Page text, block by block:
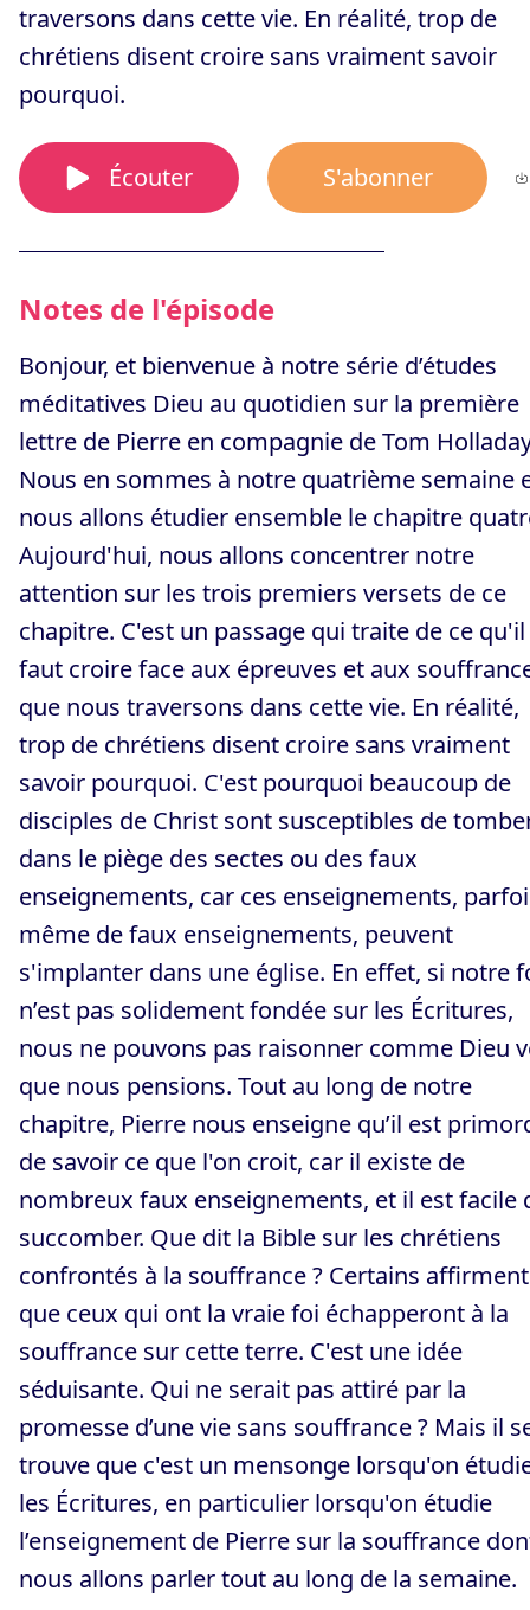
traversons dans cette vie. En réalité, trop de
chrétiens disent croire sans vraiment savoir
pourquoi.
Écouter S'abonner
Notes de l'épisode
Bonjour, et bienvenue à notre série d’études
méditatives Dieu au quotidien sur la première
lettre de Pierre en compagnie de Tom
Nous en sommes à notre quatrième semaine
nous allons étudier ensemble le chapitre
Aujourd'hui, nous allons concentrer notre
attention sur les trois premiers versets de ce
chapitre. C'est un passage qui traite de ce qu'il
faut croire face aux épreuves et aux
que nous traversons dans cette vie. En réalité,
trop de chrétiens disent croire sans vraiment
savoir pourquoi. C'est pourquoi beaucoup de
disciples de Christ sont susceptibles de
dans le piège des sectes ou des faux
enseignements, car ces enseignements,
même de faux enseignements, peuvent
s'implanter dans une église. En effet, si notre
n’est pas solidement fondée sur les Écritures,
nous ne pouvons pas raisonner comme Dieu
que nous pensions. Tout au long de notre
chapitre, Pierre nous enseigne qu’il est
de savoir ce que l'on croit, car il existe de
nombreux faux enseignements, et il est facile
succomber. Que dit la Bible sur les chrétiens
confrontés à la souffrance ? Certains affirment
que ceux qui ont la vraie foi échapperont à la
souffrance sur cette terre. C'est une idée
séduisante. Qui ne serait pas attiré par la
promesse d’une vie sans souffrance ? Mais il
trouve que c'est un mensonge lorsqu'on
les Écritures, en particulier lorsqu'on étudie
l’enseignement de Pierre sur la souffrance
nous allons parler tout au long de la semaine.